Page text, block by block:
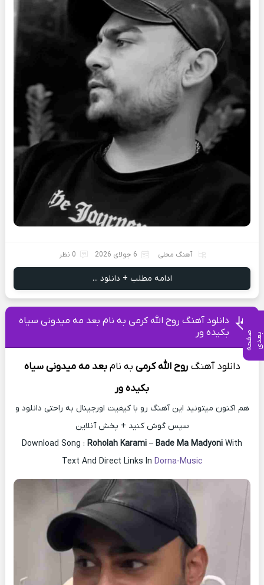
آهنگ محلی 6 جولای 2026 0 نظر
ادامه مطلب + دانلود ...
دانلود آهنگ روح الله کرمی به نام بعد مه میدونی سیاه
بکیده ور
دانلود آهنگ روح الله کرمی به نام بعد مه میدونی سیاه
بکیده ور
هم اکنون میتونید این آهنگ رو با کیفیت اورجینال به راحتی دانلود و
سپس گوش کنید + پخش آنلاین
Download Song : Roholah Karami – Bade Ma Madyoni With
Text And Direct Links In Dorna-Music
ص
ف
ح
ه ب ع
د ی